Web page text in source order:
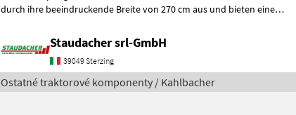
durch ihre beeindruckende Breite von 270 cm aus und bieten eine
Staudacher srl-GmbH
39049 Sterzing
Ostatné traktorové komponenty / Kahlbacher